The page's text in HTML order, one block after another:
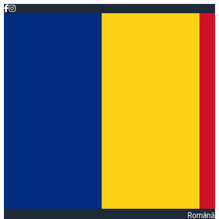
Română